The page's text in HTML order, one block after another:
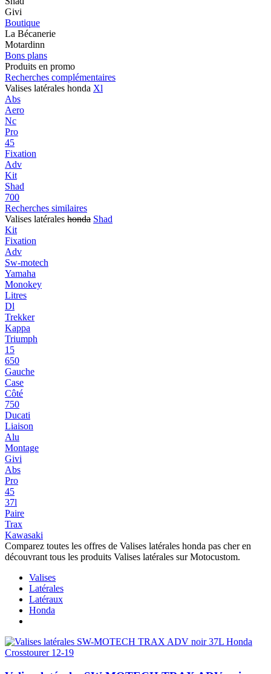
Givi
Boutique
La Bécanerie
Motardinn
Bons plans
Produits en promo
Recherches complémentaires
Valises latérales honda Xl
Abs
Aero
Nc
Pro
45
Fixation
Adv
Kit
Shad
700
Recherches similaires
Valises latérales honda Shad
Kit
Fixation
Adv
Sw-motech
Yamaha
Monokey
Litres
Dl
Trekker
Kappa
Triumph
15
650
Gauche
Case
Côté
750
Ducati
Liaison
Alu
Montage
Givi
Abs
Pro
45
37l
Paire
Trax
Kawasaki
Comparez toutes les offres de Valises latérales honda pas cher en
découvrant tous les produits Valises latérales sur Motocustom.
Valises
Latérales
Latéraux
Honda